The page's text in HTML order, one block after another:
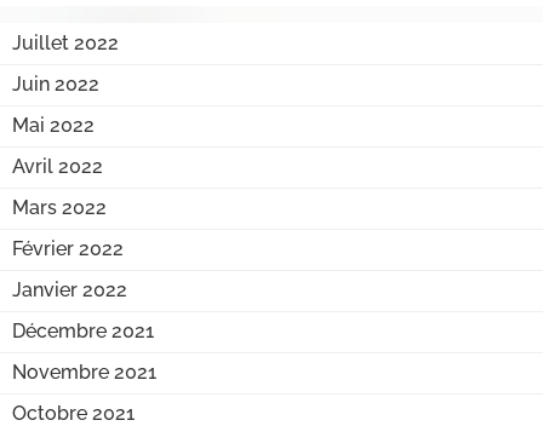
Juillet 2022
Juin 2022
Mai 2022
Avril 2022
Mars 2022
Février 2022
Janvier 2022
Décembre 2021
Novembre 2021
Octobre 2021